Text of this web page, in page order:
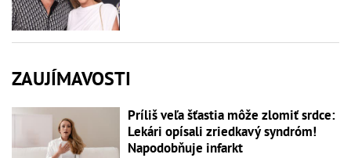
ZAUJÍMAVOSTI
Príliš veľa šťastia môže zlomiť srdce:
Lekári opísali zriedkavý syndróm!
Napodobňuje infarkt